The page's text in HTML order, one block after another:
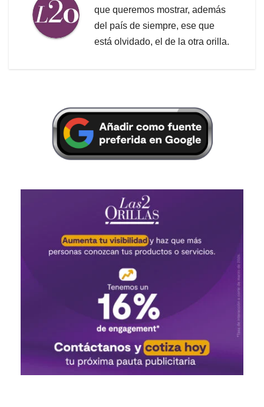
que queremos mostrar, además
del país de siempre, ese que
está olvidado, el de la otra orilla.